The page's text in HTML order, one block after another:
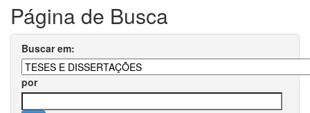
Página de Busca
Buscar em:
por